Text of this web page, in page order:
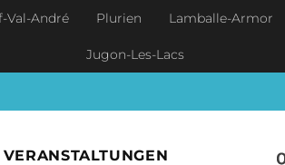
Val-André Plurien Lamballe-Armor
Jugon-Les-Lacs
VERANSTALTUNGEN